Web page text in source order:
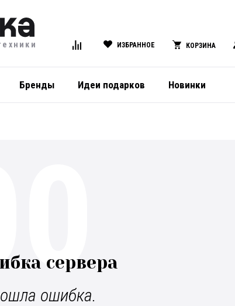
ИЗБРАННОЕ КОРЗИНА
Бренды Идеи подарков Новинки
сервера
ошибка.